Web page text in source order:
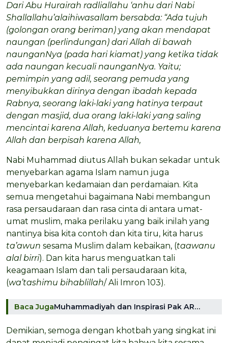
Dari Abu Hurairah radliallahu ‘anhu dari Nabi
Shallallahu’alaihiwasallam bersabda: “Ada tujuh
(golongan orang beriman) yang akan mendapat
naungan (perlindungan) dari Allah di bawah
naunganNya (pada hari kiamat) yang ketika tidak
ada naungan kecuali naunganNya. Yaitu;
pemimpin yang adil, seorang pemuda yang
menyibukkan dirinya dengan ibadah kepada
Rabnya, seorang laki-laki yang hatinya terpaut
dengan masjid, dua orang laki-laki yang saling
mencintai karena Allah, keduanya bertemu karena
Allah dan berpisah karena Allah,
Nabi Muhammad diutus Allah bukan sekadar untuk
menyebarkan agama Islam namun juga
menyebarkan kedamaian dan perdamaian. Kita
semua mengetahui bagaimana Nabi membangun
rasa persaudaraan dan rasa cinta di antara umat-
umat muslim, maka perilaku yang baik inilah yang
nantinya bisa kita contoh dan kita tiru, kita harus
ta’awun sesama Muslim dalam kebaikan, (taawanu
alal birri). Dan kita harus menguatkan tali
keagamaan Islam dan tali persaudaraan kita,
(wa’tashimu bihablillah/ Ali Imron 103).
Baca JugaMuhammadiyah dan Inspirasi Pak AR…
Demikian, semoga dengan khotbah yang singkat ini